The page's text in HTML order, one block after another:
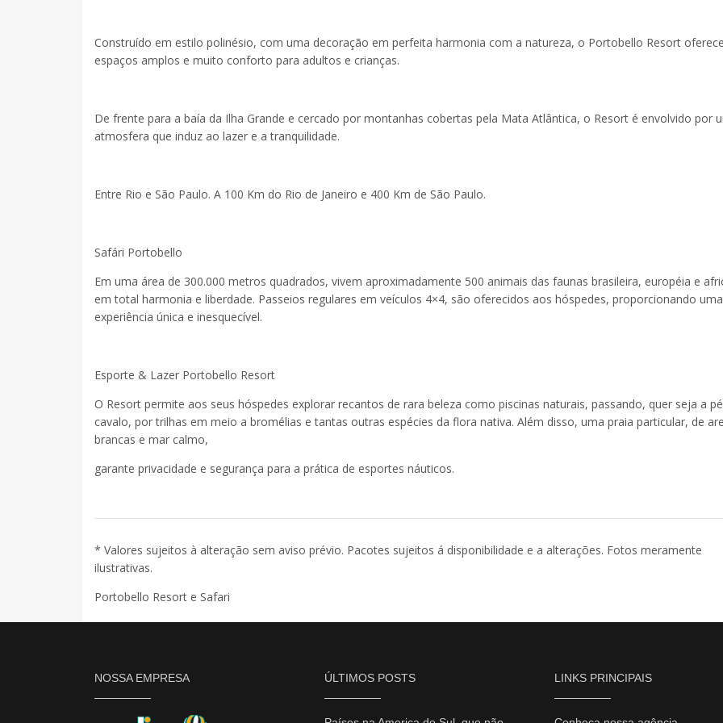
Construído em estilo polinésio, com uma decoração em perfeita harmonia com a natureza, o Portobello Resort oferece
espaços amplos e muito conforto para adultos e crianças.
De frente para a baía da Ilha Grande e cercado por montanhas cobertas pela Mata Atlântica, o Resort é envolvido por
atmosfera que induz ao lazer e a tranquilidade.
Entre Rio e São Paulo. A 100 Km do Rio de Janeiro e 400 Km de São Paulo.
Safári Portobello
Em uma área de 300.000 metros quadrados, vivem aproximadamente 500 animais das faunas brasileira, européia e
em total harmonia e liberdade. Passeios regulares em veículos 4×4, são oferecidos aos hóspedes, proporcionando uma
experiência única e inesquecível.
Esporte & Lazer Portobello Resort
O Resort permite aos seus hóspedes explorar recantos de rara beleza como piscinas naturais, passando, quer seja a
cavalo, por trilhas em meio a bromélias e tantas outras espécies da flora nativa. Além disso, uma praia particular, de
brancas e mar calmo,
garante privacidade e segurança para a prática de esportes náuticos.
* Valores sujeitos à alteração sem aviso prévio. Pacotes sujeitos á disponibilidade e a alterações. Fotos meramente
ilustrativas.
Portobello Resort e Safari
NOSSA EMPRESA ÚLTIMOS POSTS LINKS PRINCIPAIS